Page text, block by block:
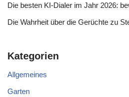
Die besten KI-Dialer im Jahr 2026:
Die Wahrheit über die Gerüchte zu
Kategorien
Allgemeines
Garten